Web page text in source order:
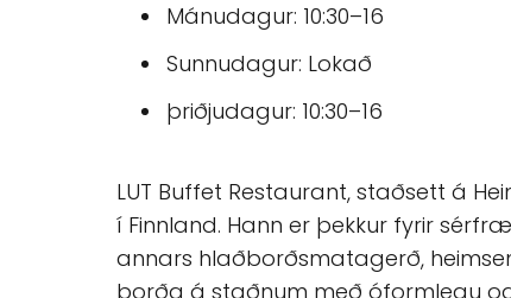
Mánudagur: 10:30–16
Sunnudagur: Lokað
þriðjudagur: 10:30–16
LUT Buffet Restaurant, staðsett á
í Finnland. Hann er þekkur fyrir
annars hlaðborðsmatagerð,
borða á staðnum með óformlegu